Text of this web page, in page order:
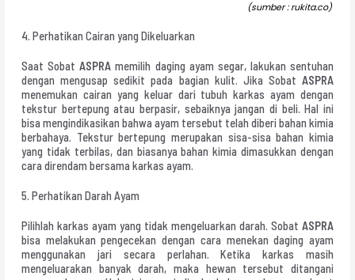
(sumber : rukita.co)
4. Perhatikan Cairan yang Dikeluarkan
Saat SobatASPRA memilih daging ayam segar, lakukan sentuhan
dengan mengusap sedikit pada bagian kulit. Jika SobatASPRA
menemukan cairan yang keluar dari tubuh karkas ayam dengan
tekstur bertepung atau berpasir, sebaiknya jangan di beli. Hal ini
bisa mengindikasikan bahwa ayam tersebut telah diberi bahan kimia
berbahaya. Tekstur bertepung merupakan sisa-sisa bahan kimia
yang tidak terbilas, dan biasanya bahan kimia dimasukkan dengan
cara direndam bersama karkas ayam.
5. Perhatikan Darah Ayam
Pilihlah karkas ayam yang tidak mengeluarkan darah. SobatASPRA
bisa melakukan pengecekan dengan cara menekan daging ayam
menggunakan jari secara perlahan. Ketika karkas masih
mengeluarakan banyak darah, maka hewan tersebut ditangani